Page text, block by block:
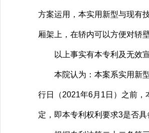
方案运用，本实用新型与现有
厢架上，在轿内可以方便对
以上事实有本专利及无效宣
本院认为：本案系实用新型
行日（2021年6月1日）之前
定，即本专利权利要求3是否具